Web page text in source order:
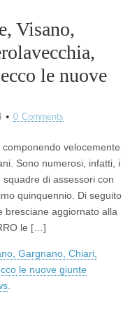
Visano,
le nuove
• 0 Comments
velocemente
Sono numerosi, infatti, i
di assessori con
quinquennio. Di seguito
bresciane aggiornato alla
le […]
Gargnano, Chiari,
le nuove giunte